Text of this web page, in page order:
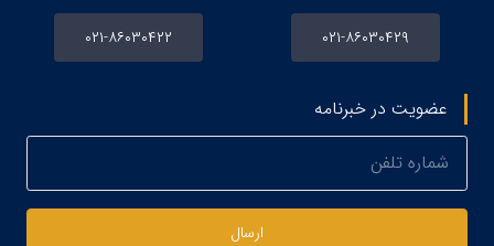
۰۲۱-۸۶۰۳۰۴۲۹ ۰۲۱-۸۶۰۳۰۴۲۲
عضویت در خبرنامه
ارسال